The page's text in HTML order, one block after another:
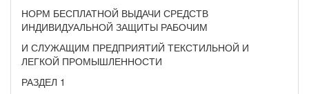
НОРМ БЕСПЛАТНОЙ ВЫДАЧИ СРЕДСТВ
ИНДИВИДУАЛЬНОЙ ЗАЩИТЫ РАБОЧИМ
И СЛУЖАЩИМ ПРЕДПРИЯТИЙ ТЕКСТИЛЬНОЙ И
ЛЕГКОЙ ПРОМЫШЛЕННОСТИ
РАЗДЕЛ 1